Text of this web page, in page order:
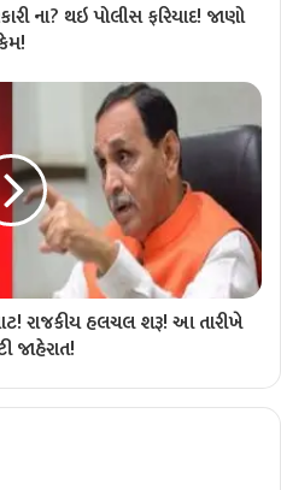
ના? થઇ પોલીસ ફરિયાદ! જાણો
રાજકીય હલચલ શરૂ! આ તારીખે
જાહેરાત!